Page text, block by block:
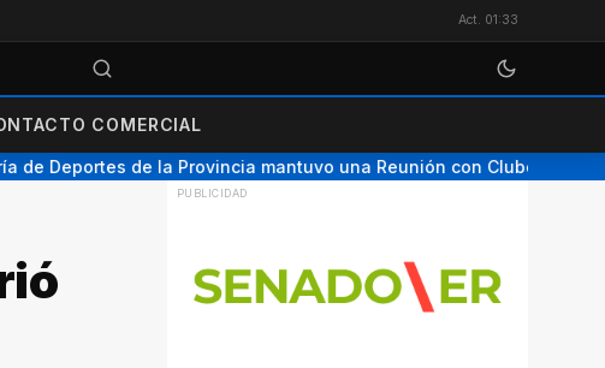
Act. 01:33
COMERCIAL
de Deportes de la Provincia mantuvo una Reunión con Clubes de